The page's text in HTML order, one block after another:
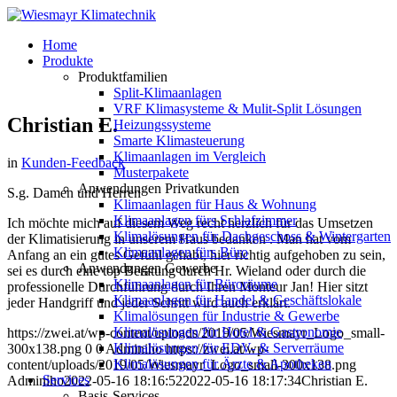
Home
Produkte
Produktfamilien
Split-Klimaanlagen
VRF Klimasysteme & Mulit-Split Lösungen
Heizungssysteme
Smarte Klimasteuerung
Klimaanlagen im Vergleich
Musterpakete
Anwendungen Privatkunden
Klimaanlagen für Haus & Wohnung
Klimaanlagen fürs Schlafzimmer
Klimalösungen für Dachgeschoss & Wintergarten
Klimaanlagen fürs Büro
Anwendungen Gewerbe
Klimaanlagen für Büroräume
Klimaanlagen für Handel & Geschäftslokale
Klimalösungen für Industrie & Gewerbe
Klimalösungen für Hotel & Gastronomie
Klimalösungen für EDV- & Serverräume
Klimalösungen für Ärzte & Apotheken
Services
Christian E.
in Kunden-Feedback
S.g. Damen und Herren
Ich möchte mich auf diesem Weg recht herzlich für das Umsetzen
der Klimatisierung in unserem Haus bedanken . Man hat vom
Anfang an ein gutes Gefühl gehabt, hier richtig aufgehoben zu sein,
sei es durch eine top Beratung durch Hr. Wieland oder durch die
professionelle Durchführung durch Ihren Monteur Jan! Hier sitzt
jeder Handgriff und jeder Schritt wird auch erklärt.
https://zwei.at/wp-content/uploads/2019/05/Wiesmayr_Logo_small-
300x138.png 0 0 Adminiho https://zwei.at/wp-
content/uploads/2019/05/Wiesmayr_Logo_small-300x138.png
Adminiho2022-05-16 18:16:522022-05-16 18:17:34Christian E.